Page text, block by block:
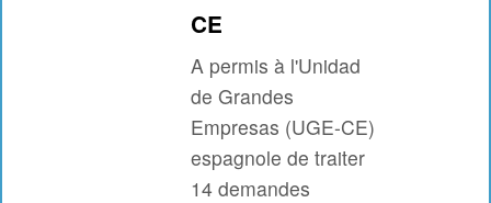
CE
A permis à l'Unidad
de Grandes
Empresas (UGE-CE)
espagnole de traiter
14 demandes